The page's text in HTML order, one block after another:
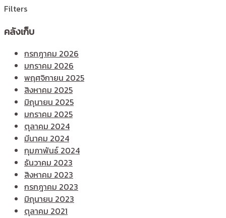
Filters
คลังเก็บ
กรกฎาคม 2026
มกราคม 2026
พฤศจิกายน 2025
สิงหาคม 2025
มิถุนายน 2025
มกราคม 2025
ตุลาคม 2024
มีนาคม 2024
กุมภาพันธ์ 2024
ธันวาคม 2023
สิงหาคม 2023
กรกฎาคม 2023
มิถุนายน 2023
ตุลาคม 2021